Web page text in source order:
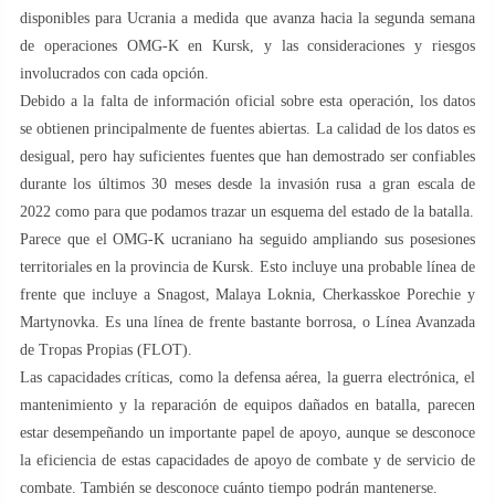
disponibles para Ucrania a medida que avanza hacia la segunda semana
de operaciones OMG-K en Kursk, y las consideraciones y riesgos
involucrados con cada opción.
Debido a la falta de información oficial sobre esta operación, los datos
se obtienen principalmente de fuentes abiertas. La calidad de los datos es
desigual, pero hay suficientes fuentes que han demostrado ser confiables
durante los últimos 30 meses desde la invasión rusa a gran escala de
2022 como para que podamos trazar un esquema del estado de la batalla.
Parece que el OMG-K ucraniano ha seguido ampliando sus posesiones
territoriales en la provincia de Kursk. Esto incluye una probable línea de
frente que incluye a Snagost, Malaya Loknia, Cherkasskoe Porechie y
Martynovka. Es una línea de frente bastante borrosa, o Línea Avanzada
de Tropas Propias (FLOT).
Las capacidades críticas, como la defensa aérea, la guerra electrónica, el
mantenimiento y la reparación de equipos dañados en batalla, parecen
estar desempeñando un importante papel de apoyo, aunque se desconoce
la eficiencia de estas capacidades de apoyo de combate y de servicio de
combate. También se desconoce cuánto tiempo podrán mantenerse.